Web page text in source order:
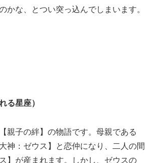
かな、とつい突っ込んでしまいます。
る星座）
親子の絆】の物語です。母親である
神：ゼウス】と恋仲になり、二人の間
】が産まれます。しかし、ゼウスの